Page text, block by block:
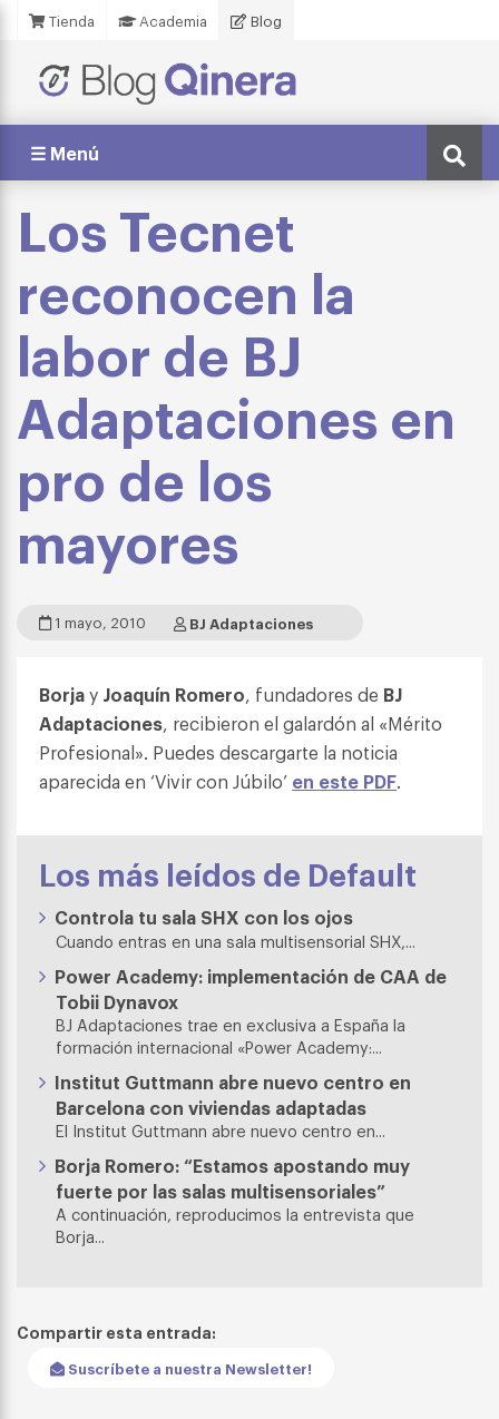
Tienda Academia Blog
☰ Menú
Los Tecnet
reconocen la
labor de BJ
Adaptaciones en
pro de los
mayores
1 mayo, 2010 BJ Adaptaciones
Borjay Joaquín Romero, fundadores de BJ
Adaptaciones, recibieron el galardón al «Mérito
Profesional». Puedes descargarte la noticia
aparecida en ‘Vivir con Júbilo’ en este PDF.
Los más leídos de Default
Controla tu sala SHX con los ojos
Cuando entras en una sala multisensorial SHX,...
Power Academy: implementación de CAA de
Tobii Dynavox
BJ Adaptaciones trae en exclusiva a España la
formación internacional «Power Academy:...
Institut Guttmann abre nuevo centro en
Barcelona con viviendas adaptadas
El Institut Guttmann abre nuevo centro en...
Borja Romero: “Estamos apostando muy
fuerte por las salas multisensoriales”
A continuación, reproducimos la entrevista que
Borja...
Compartir esta entrada:
Suscríbete a nuestra Newsletter!